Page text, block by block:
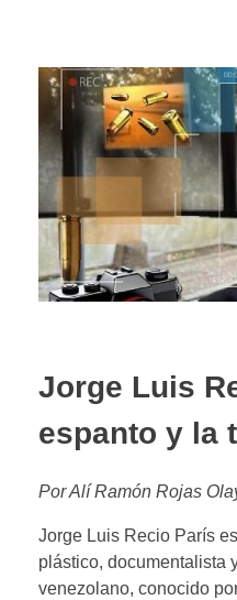
Jorge Luis
espanto y la
Por Alí Ramón Rojas
Jorge Luis Recio París
plástico, documentalista
venezolano, conocido